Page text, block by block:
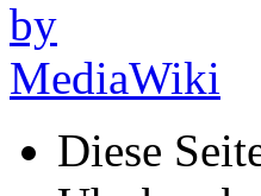
Diese